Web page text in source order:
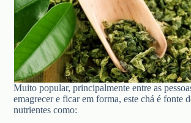
Muito popular, principalmente entre as
emagrecer e ficar em forma, este chá é fonte
nutrientes como: